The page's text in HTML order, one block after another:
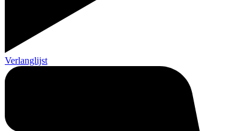
Verlanglijst